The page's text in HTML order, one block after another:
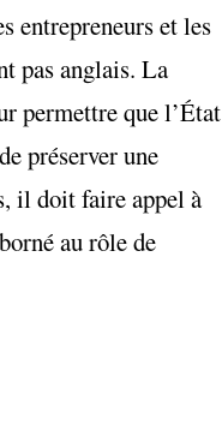
entrepreneurs et les
pas anglais. La
permettre que l’État
préserver une
il doit faire appel à
au rôle de